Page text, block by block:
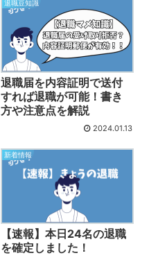
退職豆知識
退職届を内容証明で送付
すれば退職が可能！書き
方や注意点を解説
2024.01.13
新着情報
【速報】本日24名の退職
を確定しました！